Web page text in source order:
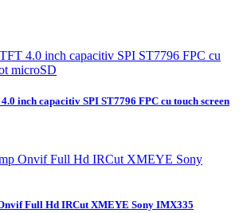
inch capacitiv SPI ST7796 FPC cu touch screen
Full Hd IRCut XMEYE Sony IMX335